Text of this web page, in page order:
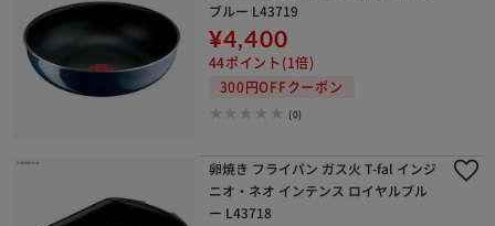
ブルー L43719
¥4,400
44ポイント(1倍)
300円OFFクーポン
(0)
卵焼き フライパン ガス火 T-fal インジ
ニオ・ネオ インテンス ロイヤルブル
ー L43718